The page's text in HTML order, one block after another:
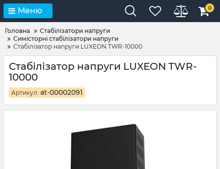
Меню 0
Головна
Стабілізатори напруги
Симісторні стабілізатори напруги
Стабілізатор напруги LUXEON TWR-10000
Стабілізатор напруги LUXEON TWR-
10000
Артикул: at-00002091